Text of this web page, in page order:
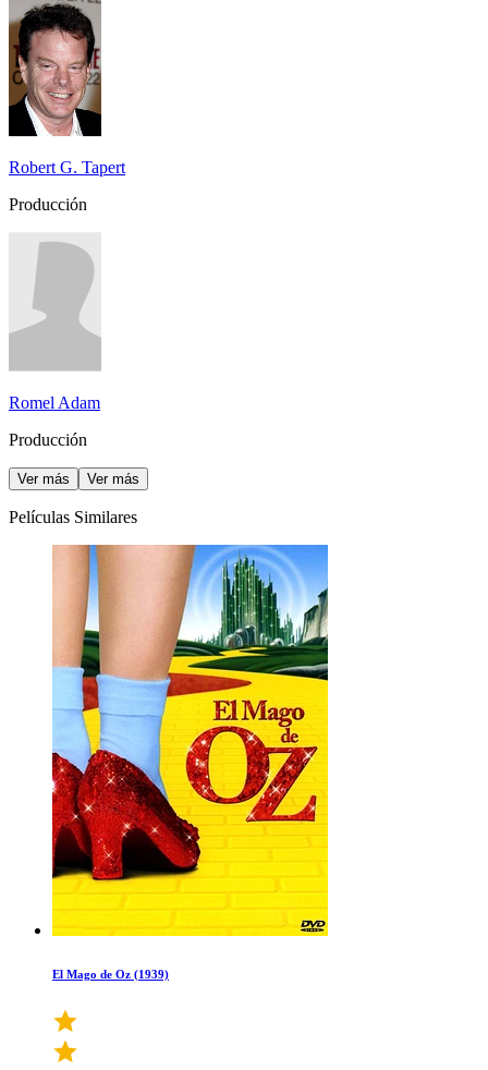
Robert G. Tapert
Producción
Romel Adam
Producción
Ver más Ver más
Películas Similares
El Mago de Oz (1939)